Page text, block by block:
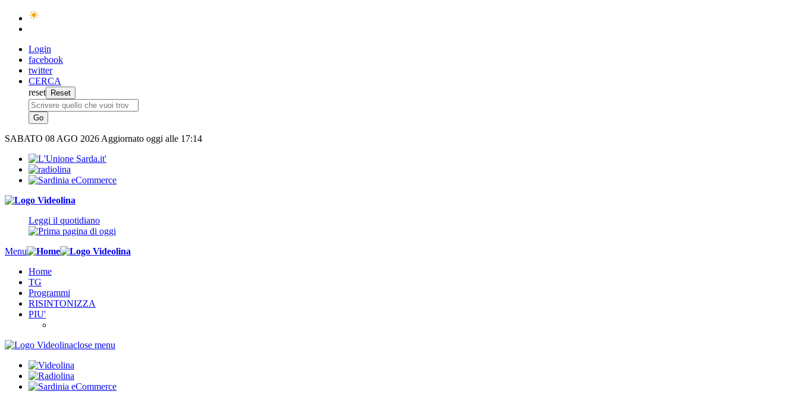
Login
facebook
twitter
CERCA
reset
SABATO 08 AGO 2026 Aggiornato oggi alle 17:14
Leggi il quotidiano
Menu
Home
TG
Programmi
RISINTONIZZA
PIU'
close menu